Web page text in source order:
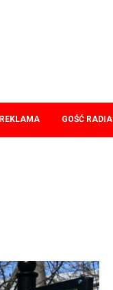
REKLAMA GOŚĆ RADIA